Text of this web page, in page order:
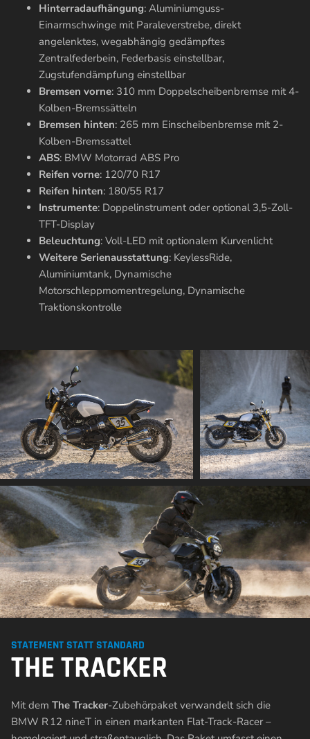
Hinterradaufhängung: Aluminiumguss-
Einarmschwinge mit Paraleverstrebe, direkt
angelenktes, wegabhängig gedämpftes
Zentralfederbein, Federbasis einstellbar,
Zugstufendämpfung einstellbar
Bremsen vorne: 310 mm Doppelscheibenbremse mit 4-
Kolben-Bremssätteln
Bremsen hinten: 265 mm Einscheibenbremse mit 2-
Kolben-Bremssattel
ABS: BMW Motorrad ABS Pro
Reifen vorne: 120/70 R17
Reifen hinten: 180/55 R17
Instrumente: Doppelinstrument oder optional 3,5-Zoll-
TFT-Display
Beleuchtung: Voll-LED mit optionalem Kurvenlicht
Weitere Serienausstattung: KeylessRide,
Aluminiumtank, Dynamische
Motorschleppmomentregelung, Dynamische
Traktionskontrolle
STATEMENT STATT STANDARD
THE TRACKER
Mit dem The Tracker-Zubehörpaket verwandelt sich die
BMW R 12 nineT in einen markanten Flat-Track-Racer –